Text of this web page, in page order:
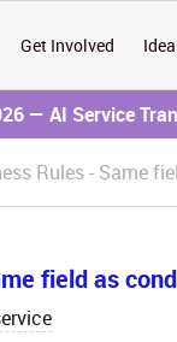
Get Involved
— AI Service
Rules - Same
field as